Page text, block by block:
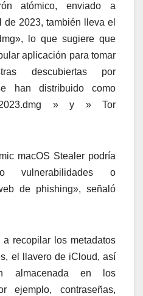
atómico, enviado a
2023, también lleva el
lo que sugiere que
aplicación para tomar
descubiertas por
han distribuido como
» y » Tor
macOS Stealer podría
vulnerabilidades o
de phishing», señaló
a recopilar los metadatos
el llavero de iCloud, así
almacenada en los
ejemplo, contraseñas,